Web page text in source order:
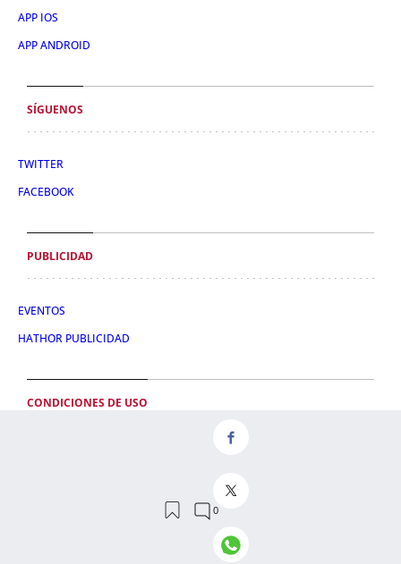
APP IOS
APP ANDROID
SÍGUENOS
TWITTER
FACEBOOK
PUBLICIDAD
EVENTOS
HATHOR PUBLICIDAD
CONDICIONES DE USO